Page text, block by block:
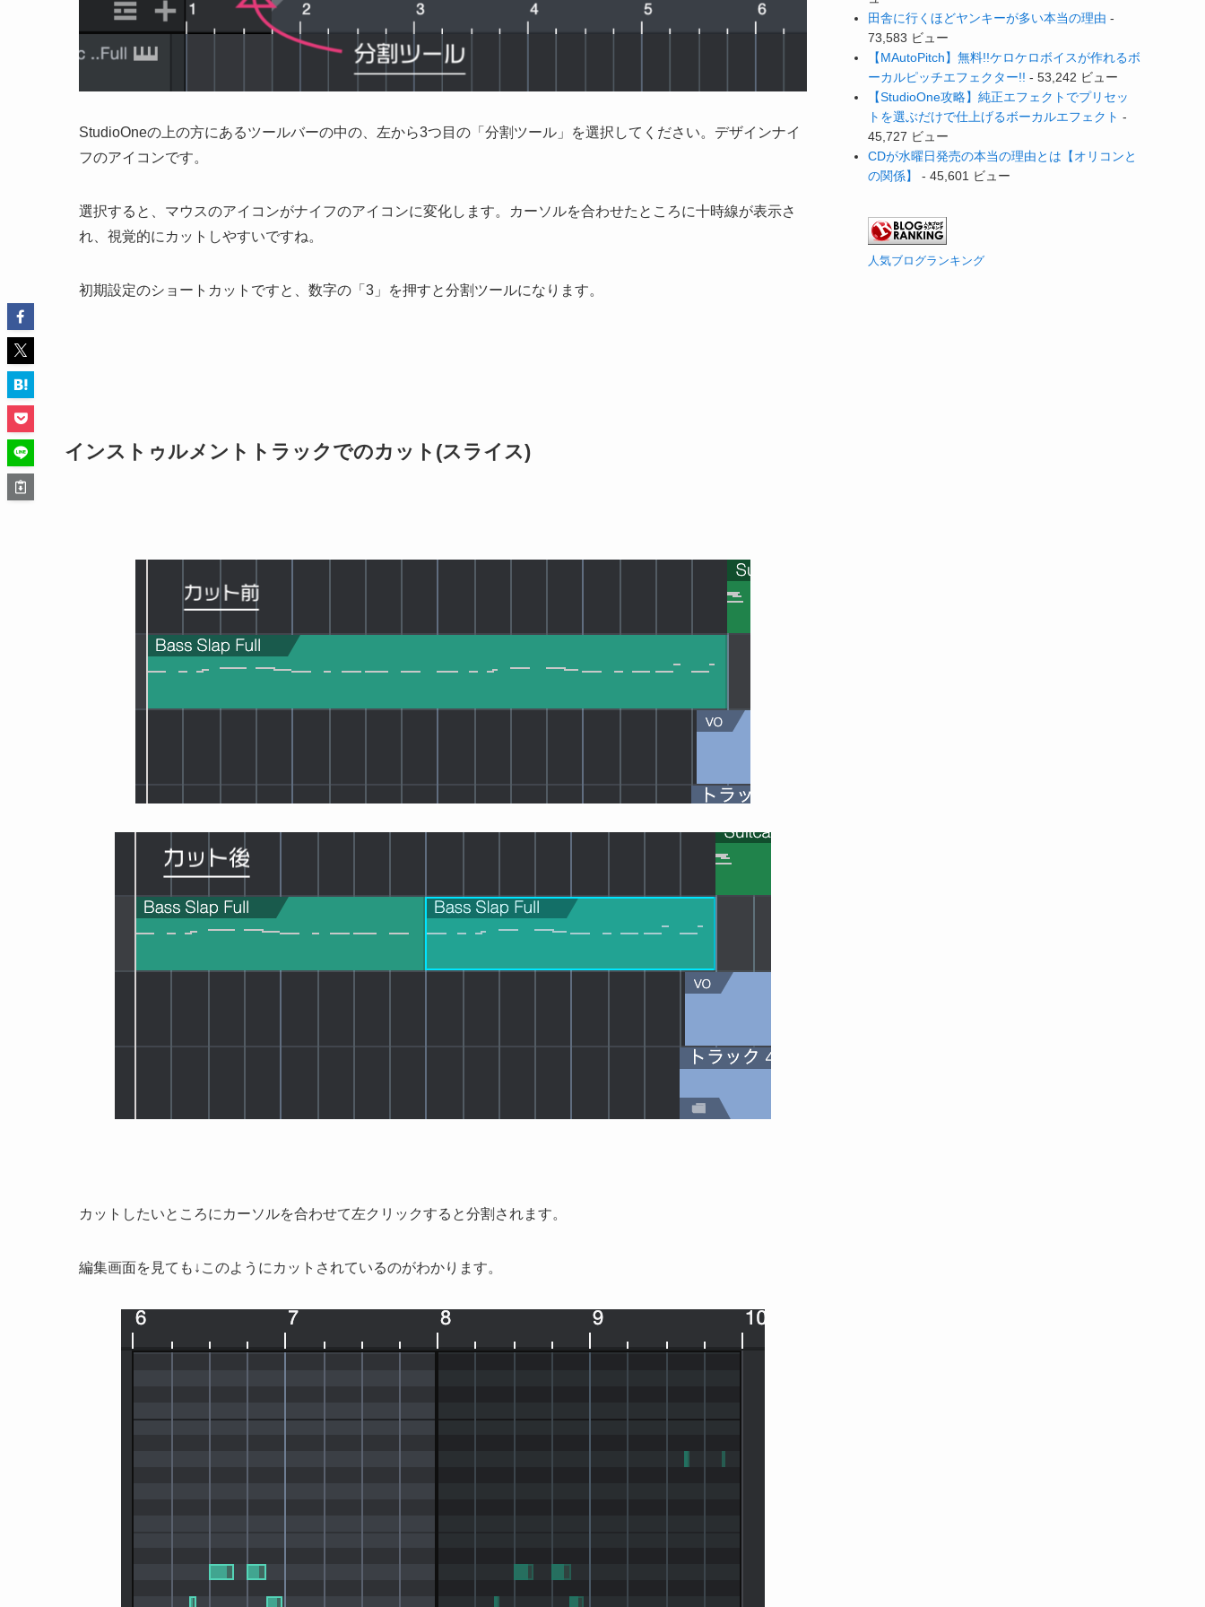
StudioOneの上の方にあるツールバーの中の、左から3つ目の「分割ツール」を選択してください。デザインナイ
フのアイコンです。
選択すると、マウスのアイコンがナイフのアイコンに変化します。カーソルを合わせたところに十時線が表示さ
れ、視覚的にカットしやすいですね。
初期設定のショートカットですと、数字の「3」を押すと分割ツールになります。
インストゥルメントトラックでのカット(スライス)
カットしたいところにカーソルを合わせて左クリックすると分割されます。
編集画面を見ても↓このようにカットされているのがわかります。
田舎に行くほどヤンキーが多い本当の理由 -
73,583 ビュー
【MAutoPitch】無料!!ケロケロボイスが作れるボ
ーカルピッチエフェクター!! - 53,242 ビュー
【StudioOne攻略】純正エフェクトでプリセッ
トを選ぶだけで仕上げるボーカルエフェクト -
45,727 ビュー
CDが水曜日発売の本当の理由とは【オリコンと
の関係】
- 45,601 ビュー
人気ブログランキング